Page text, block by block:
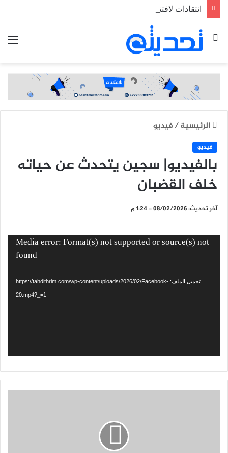
بحث
عن
الرئيسية/فيديو
فيديو
بالفيديو| سجين يتحدث عن حياته
خلف القضبان
آخر تحديث: 08/02/2026 - 1:24 م
مشغل
Media error: Format(s) not supported or source(s) not
found
تحميل الملف: https://tahdithrim.com/wp-content/uploads/2026/02/Facebook-
20.mp4?_=1